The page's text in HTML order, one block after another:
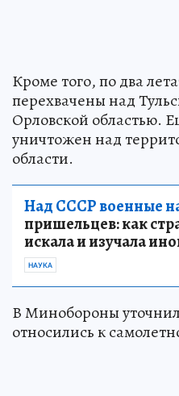
Кроме того, по два
перехвачены над
Орловской областью.
уничтожен над
области.
Над СССР военные
пришельцев: как
искала и изучала
В Минобороны